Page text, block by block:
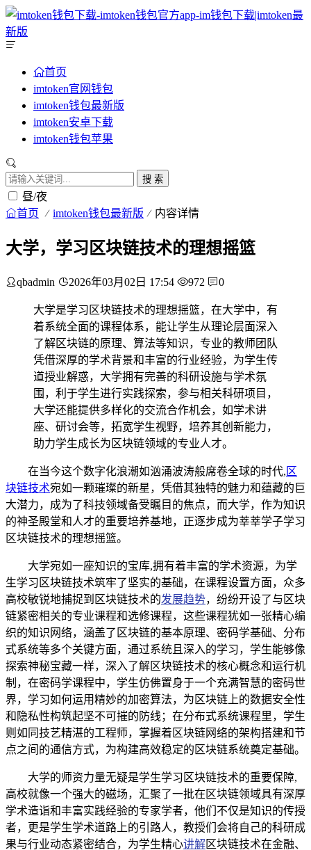
首页
imtoken官网钱包
imtoken钱包最新版
imtoken安卓下载
imtoken钱包苹果
搜 索
昼/夜
首页 imtoken钱包最新版 内容详情
大学，学习区块链技术的理想摇篮
qbadmin 2026年03月02日 17:54 972 0
大学是学习区块链技术的理想摇篮，在大学中，有
着系统全面的课程体系，能让学生从理论层面深入
了解区块链的原理、算法等知识，专业的教师团队
凭借深厚的学术背景和丰富的行业经验，为学生传
道授业解惑，大学拥有完善的科研设施与学术氛
围，利于学生进行实践探索，参与相关科研项目，
大学还能提供多样化的交流合作机会，如学术讲
座、研讨会等，拓宽学生视野，培养其创新能力，
助力学生成长为区块链领域的专业人才。
在当今这个数字化浪潮如汹涌波涛般席卷全球的时代, 区
块链技术宛如一颗璀璨的新星，凭借其独特的魅力和蕴藏的巨
大潜力，成为了科技领域备受瞩目的焦点，而大学，作为知识
的神圣殿堂和人才的重要培养基地，正逐步成为莘莘学子学习
区块链技术的理想摇篮。
大学宛如一座知识的宝库,拥有着丰富的学术资源，为学
生学习区块链技术筑牢了坚实的基础，在课程设置方面，众多
高校敏锐地捕捉到区块链技术的发展趋势，纷纷开设了与区块
链紧密相关的专业课程和选修课程，这些课程犹如一张精心编
织的知识网络，涵盖了区块链的基本原理、密码学基础、分布
式系统等多个关键方面，通过系统且深入的学习，学生能够像
探索神秘宝藏一样，深入了解区块链技术的核心概念和运行机
制，在密码学课程中，学生仿佛置身于一个充满智慧的密码世
界，学习如何运用精妙的加密算法，为区块链上的数据安全性
和隐私性构筑起坚不可摧的防线；在分布式系统课程里，学生
则如同技艺精湛的工程师，掌握着区块链网络的架构搭建和节
点之间的通信方式，为构建高效稳定的区块链系统奠定基础。
大学的师资力量无疑是学生学习区块链技术的重要保障,
高校就像一个强大的磁场，汇聚了一批在区块链领域具有深厚
学术造诣和丰富实践经验的专家学者，他们不仅是知识的传授
者，更是学生学术道路上的引路人，教授们会将自己的科研成
果与行业动态紧密结合，为学生精心讲解区块链技术在金融、